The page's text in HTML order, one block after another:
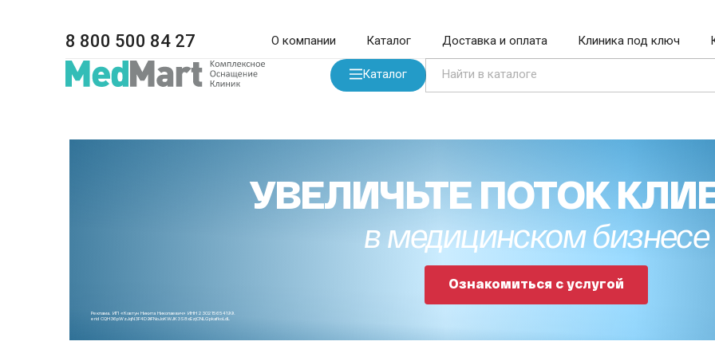
8 800 500 84 27 О компании Каталог Доставка и оплата Клиника под ключ
Каталог
УВЕЛИЧЬТЕ ПОТОК
в медицинском бизнесе
Ознакомиться с услугой
Реклама. ИП «Ковтун Никита Николаевич» ИНН 230215654199.
erid CQH36pWzJqN3F4D9iFNoJoKWJK3S8xEzjCNLGpkafkoLdL